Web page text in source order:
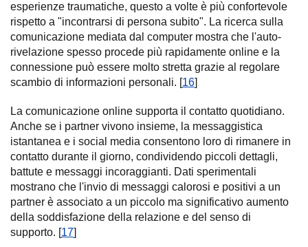
esperienze traumatiche, questo a volte è più confortevole
rispetto a "incontrarsi di persona subito". La ricerca sulla
comunicazione mediata dal computer mostra che l'auto-
rivelazione spesso procede più rapidamente online e la
connessione può essere molto stretta grazie al regolare
scambio di informazioni personali. [16]
La comunicazione online supporta il contatto quotidiano.
Anche se i partner vivono insieme, la messaggistica
istantanea e i social media consentono loro di rimanere in
contatto durante il giorno, condividendo piccoli dettagli,
battute e messaggi incoraggianti. Dati sperimentali
mostrano che l'invio di messaggi calorosi e positivi a un
partner è associato a un piccolo ma significativo aumento
della soddisfazione della relazione e del senso di
supporto. [17]